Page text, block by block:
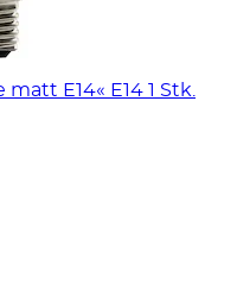
E14« E14 1 Stk.